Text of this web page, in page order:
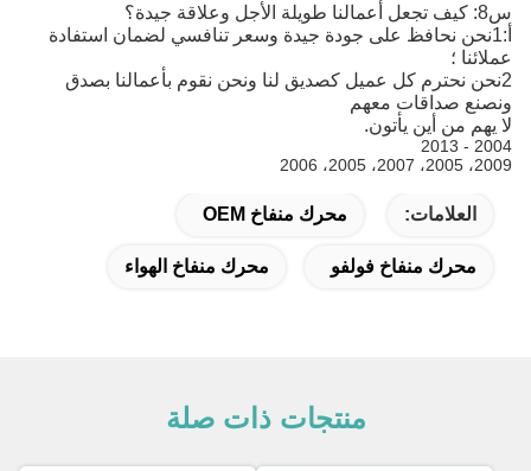
س8: كيف تجعل أعمالنا طويلة الأجل وعلاقة جيدة؟
أ:1نحن نحافظ على جودة جيدة وسعر تنافسي لضمان استفادة
عملائنا ؛
2نحن نحترم كل عميل كصديق لنا ونحن نقوم بأعمالنا بصدق
ونصنع صداقات معهم
لا يهم من أين يأتون.
2004 - 2013
2009، 2005، 2007، 2005، 2006
العلامات: محرك منفاخ OEM
محرك منفاخ فولفو محرك منفاخ الهواء
منتجات ذات صلة